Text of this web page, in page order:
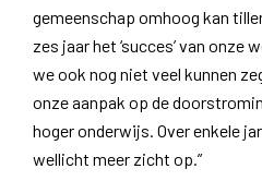
gemeenschap omhoog kan
zes jaar het ‘succes’ van onze
we ook nog niet veel kunnen
onze aanpak op de
hoger onderwijs. Over enkele
wellicht meer zicht op.”